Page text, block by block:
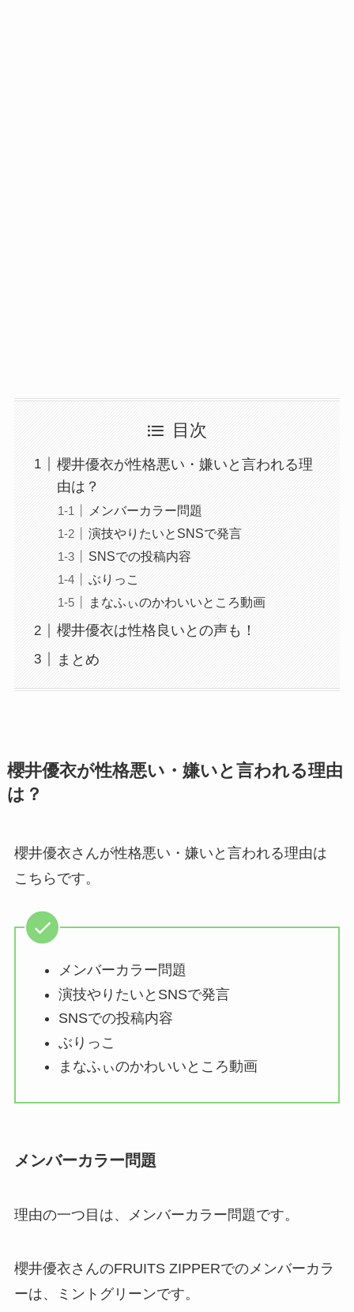
目次
櫻井優衣が性格悪い・嫌いと言われる理
由は？
メンバーカラー問題
演技やりたいとSNSで発言
SNSでの投稿内容
ぶりっこ
まなふぃのかわいいところ動画
櫻井優衣は性格良いとの声も！
まとめ
櫻井優衣が性格悪い・嫌いと言われる理由
は？
櫻井優衣さんが性格悪い・嫌いと言われる理由は
こちらです。
メンバーカラー問題
演技やりたいとSNSで発言
SNSでの投稿内容
ぶりっこ
まなふぃのかわいいところ動画
メンバーカラー問題
理由の一つ目は、メンバーカラー問題です。
櫻井優衣さんのFRUITS ZIPPERでのメンバーカラ
ーは、ミントグリーンです。